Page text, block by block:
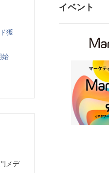
獲
始
メデ
イベント